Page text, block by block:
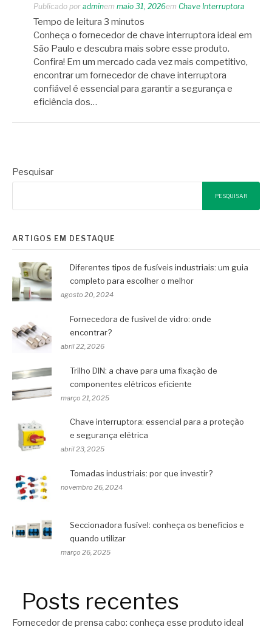
Publicado por adminem maio 31, 2026em Chave Interruptora
Tempo de leitura 3 minutos
Conheça o fornecedor de chave interruptora ideal em
São Paulo e descubra mais sobre esse produto.
Confira! Em um mercado cada vez mais competitivo,
encontrar um fornecedor de chave interruptora
confiável é essencial para garantir a segurança e
eficiência dos…
Pesquisar
PESQUISAR
ARTIGOS EM DESTAQUE
Diferentes tipos de fusíveis industriais: um guia
completo para escolher o melhor
agosto 20, 2024
Fornecedora de fusível de vidro: onde
encontrar?
abril 22, 2026
Trilho DIN: a chave para uma fixação de
componentes elétricos eficiente
março 21, 2025
Chave interruptora: essencial para a proteção
e segurança elétrica
abril 23, 2025
Tomadas industriais: por que investir?
novembro 26, 2024
Seccionadora fusível: conheça os benefícios e
quando utilizar
março 26, 2025
Posts recentes
Fornecedor de prensa cabo: conheça esse produto ideal